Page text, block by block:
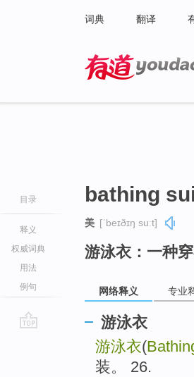
词典 翻译
目录
释义
权威词典
用法
例句
bathing
美 [ˈbeɪðɪŋ suːt]
游泳衣：一种
网络释义 专业
游泳衣
游泳衣(
装。 26.